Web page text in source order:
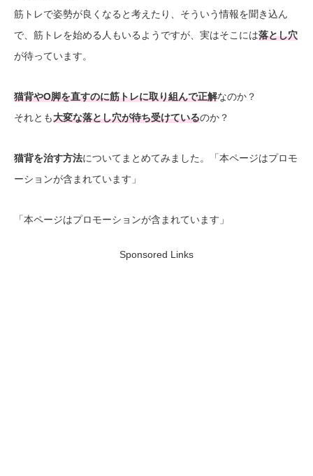
筋トレで姿勢が良くなると考えたり、そういう情報を聞き込ん
で、筋トレを始める人もいるようですが、実はそこには落とし穴
が待っています。
猫背やO脚を直すのに筋トレに取り組んで正解なのか？
それとも大変な落とし穴が待ち受けているのか？
猫背を治す方法についてまとめてみました。「本ページはプロモ
ーションが含まれています」
「本ページはプロモーションが含まれています」
Sponsored Links